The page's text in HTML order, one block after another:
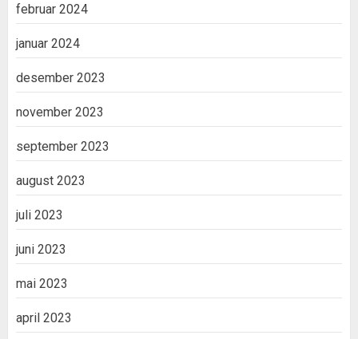
februar 2024
januar 2024
desember 2023
november 2023
september 2023
august 2023
juli 2023
juni 2023
mai 2023
april 2023